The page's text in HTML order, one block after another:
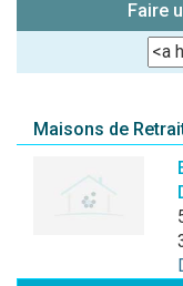
Faire
Maisons de